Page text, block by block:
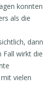
konnten
als die
dann
Fall wirkt die
vielen